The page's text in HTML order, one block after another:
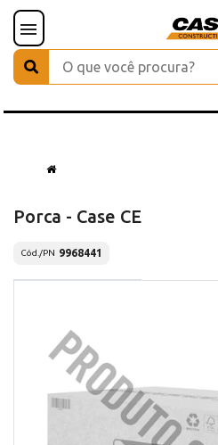
Porca - Case CE
Cód./PN 9968441